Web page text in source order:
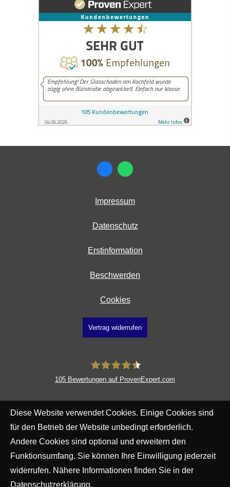
Impressum
Datenschutz
Erstinformation
Beschwerden
Cookies
Vertrag widerrufen
105 Bewertungen auf ProvenExpert.com
Diese Website verwendet Cookies. Einige Cookies sind
für den Betrieb der Website unbedingt erforderlich.
Andere Cookies sind optional und erweitern den
Funktionsumfang. Sie können Ihre Einwilligung jederzeit
widerrufen. Nähere Informationen finden Sie in der
Datenschutzerklärung.